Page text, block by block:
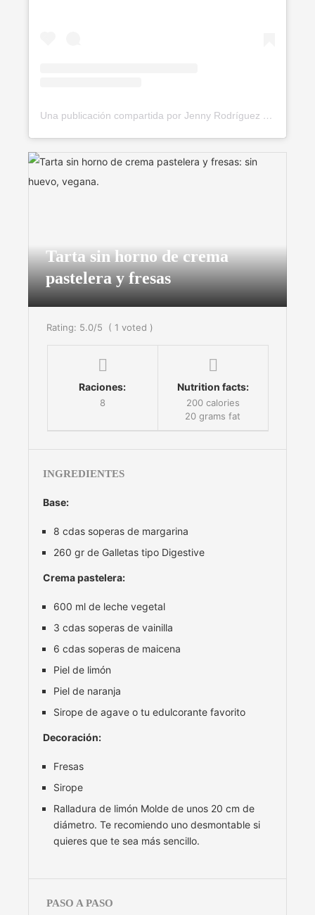
Una publicación compartida por Jenny Rodríguez ✨🍃 (@soyvegana_jenny)
Tarta sin horno de crema
pastelera y fresas
Rating: 5.0/5 ( 1 voted )
Raciones:
8
Nutrition facts:
200 calories
20 grams fat
INGREDIENTES
Base:
8 cdas soperas de margarina
260 gr de Galletas tipo Digestive
Crema pastelera:
600 ml de leche vegetal
3 cdas soperas de vainilla
6 cdas soperas de maicena
Piel de limón
Piel de naranja
Sirope de agave o tu edulcorante favorito
Decoración:
Fresas
Sirope
Ralladura de limón Molde de unos 20 cm de
diámetro. Te recomiendo uno desmontable si
quieres que te sea más sencillo.
PASO A PASO